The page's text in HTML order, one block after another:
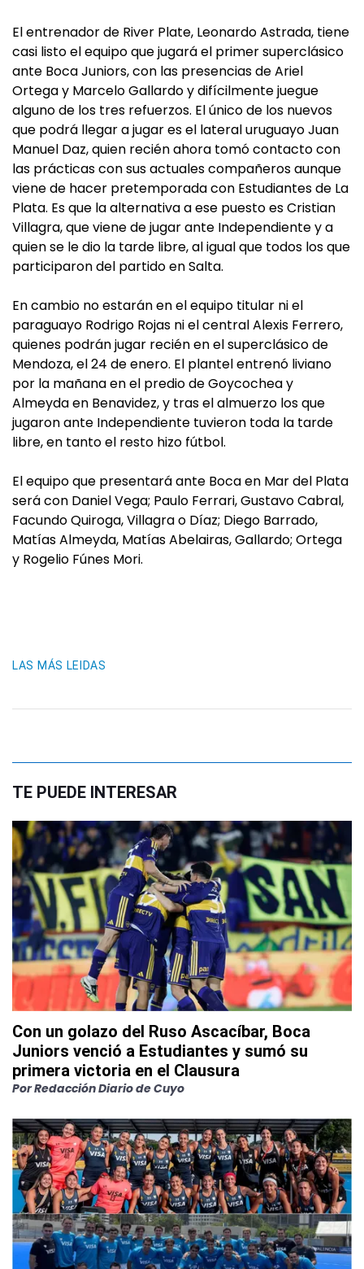
El entrenador de River Plate, Leonardo Astrada, tiene
casi listo el equipo que jugará el primer superclásico
ante Boca Juniors, con las presencias de Ariel
Ortega y Marcelo Gallardo y difícilmente juegue
alguno de los tres refuerzos. El único de los nuevos
que podrá llegar a jugar es el lateral uruguayo Juan
Manuel Daz, quien recién ahora tomó contacto con
las prácticas con sus actuales compañeros aunque
viene de hacer pretemporada con Estudiantes de La
Plata. Es que la alternativa a ese puesto es Cristian
Villagra, que viene de jugar ante Independiente y a
quien se le dio la tarde libre, al igual que todos los que
participaron del partido en Salta.
En cambio no estarán en el equipo titular ni el
paraguayo Rodrigo Rojas ni el central Alexis Ferrero,
quienes podrán jugar recién en el superclásico de
Mendoza, el 24 de enero. El plantel entrenó liviano
por la mañana en el predio de Goycochea y
Almeyda en Benavidez, y tras el almuerzo los que
jugaron ante Independiente tuvieron toda la tarde
libre, en tanto el resto hizo fútbol.
El equipo que presentará ante Boca en Mar del Plata
será con Daniel Vega; Paulo Ferrari, Gustavo Cabral,
Facundo Quiroga, Villagra o Díaz; Diego Barrado,
Matías Almeyda, Matías Abelairas, Gallardo; Ortega
y Rogelio Fúnes Mori.
LAS MÁS LEIDAS
TE PUEDE INTERESAR
Con un golazo del Ruso Ascacíbar, Boca
Juniors venció a Estudiantes y sumó su
primera victoria en el Clausura
PorRedacción Diario de Cuyo